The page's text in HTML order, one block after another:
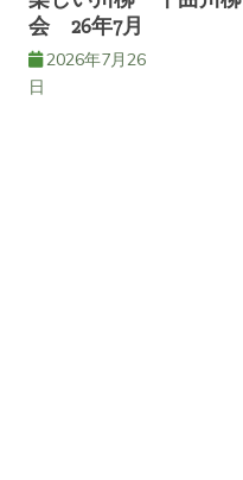
会 26年7月
2026年7月26
日